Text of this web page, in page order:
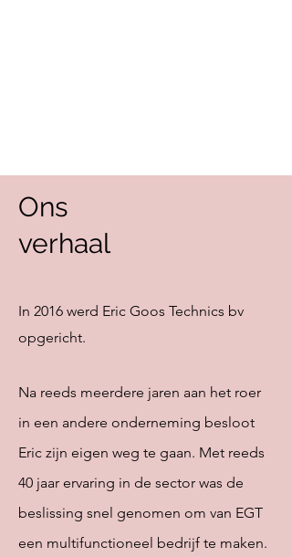
Ons
verhaal
In 2016 werd Eric Goos Technics bv
opgericht.
Na reeds meerdere jaren aan het roer
in een andere onderneming besloot
Eric zijn eigen weg te gaan. Met reeds
40 jaar ervaring in de sector was de
beslissing snel genomen om van EGT
een multifunctioneel bedrijf te maken.